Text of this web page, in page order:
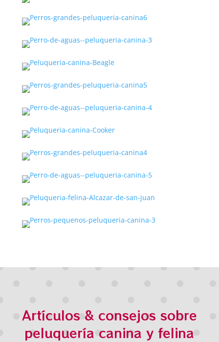
Artículos & consejos sobre
peluquería canina y felina